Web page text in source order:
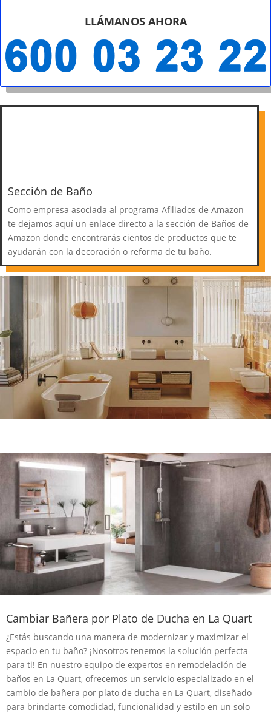
LLÁMANOS AHORA
Sección de Baño
Como empresa asociada al programa Afiliados de Amazon
te dejamos aquí un enlace directo a la sección de Baños de
Amazon donde encontrarás cientos de productos que te
ayudarán con la decoración o reforma de tu baño.
Cambiar Bañera por Plato de Ducha en La Quart
¿Estás buscando una manera de modernizar y maximizar el
espacio en tu baño? ¡Nosotros tenemos la solución perfecta
para ti! En nuestro equipo de expertos en remodelación de
baños en La Quart, ofrecemos un servicio especializado en el
cambio de bañera por plato de ducha en La Quart, diseñado
para brindarte comodidad, funcionalidad y estilo en un solo